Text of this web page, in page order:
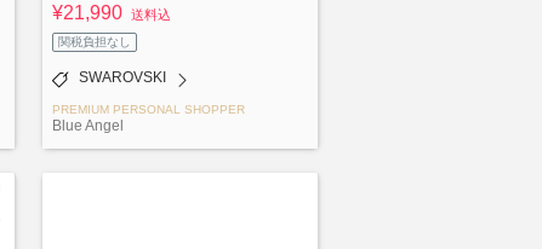
¥21,990 送料込
関税負担なし
SWAROVSKI
PREMIUM PERSONAL SHOPPER
Blue Angel